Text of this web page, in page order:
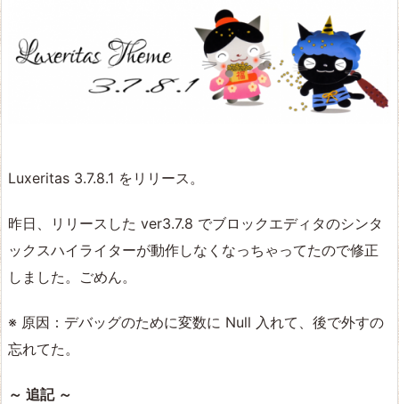
Luxeritas 3.7.8.1 をリリース。
昨日、リリースした ver3.7.8 でブロックエディタのシンタ
ックスハイライターが動作しなくなっちゃってたので修正
しました。ごめん。
※ 原因：デバッグのために変数に Null 入れて、後で外すの
忘れてた。
～ 追記 ～